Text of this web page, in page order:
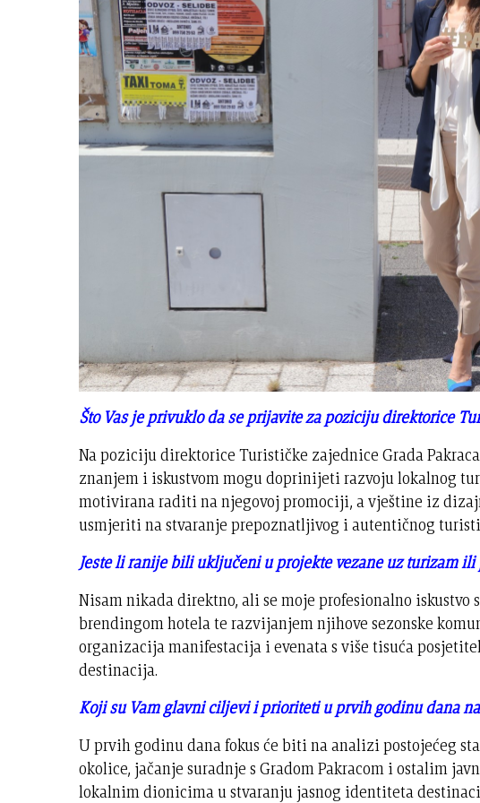
Što Vas je privuklo da se prijavite za poziciju direktorice
Na poziciju direktorice Turističke zajednice Grada
znanjem i iskustvom mogu doprinijeti razvoju lokalnog
motivirana raditi na njegovoj promociji, a vještine iz
usmjeriti na stvaranje prepoznatljivog i autentičnog
Jeste li ranije bili uključeni u projekte vezane uz turizam
Nisam nikada direktno, ali se moje profesionalno
brendingom hotela te razvijanjem njihove sezonske
organizacija manifestacija i evenata s više tisuća
destinacija.
Koji su Vam glavni ciljevi i prioriteti u prvih godinu dana
U prvih godinu dana fokus će biti na analizi postojećeg
okolice, jačanje suradnje s Gradom Pakracom i ostalim
lokalnim dionicima u stvaranju jasnog identiteta